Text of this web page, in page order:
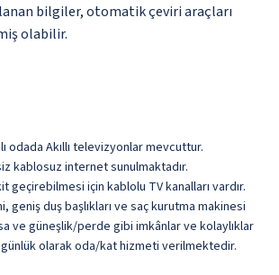
bilgiler, otomatik çeviri araçları
olabilir.
odada Akıllı televizyonlar mevcuttur.
kablosuz internet sunulmaktadır.
geçirebilmesi için kablolu TV kanalları vardır.
geniş duş başlıkları ve saç kurutma makinesi
ve güneşlik/perde gibi imkânlar ve kolaylıklar
günlük olarak oda/kat hizmeti verilmektedir.